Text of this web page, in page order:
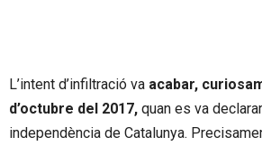
L’intent d’infiltració va acabar,
d’octubre del 2017, quan es va
independència de Catalunya.